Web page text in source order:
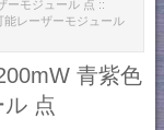
ーモジュール 点 ::
能レーザーモジュール
青紫色
点